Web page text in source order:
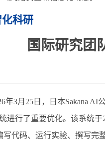
科研
国际研究团
年3月 25日，日本Sakana AI
进行了重要优化。该系统于
写代码、运行实验、撰写完